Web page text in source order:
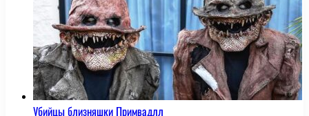
Убийцы близняшки Примвадлл